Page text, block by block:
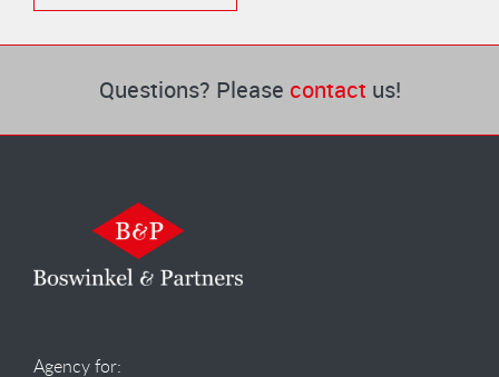
Questions? Please contact us!
Agency for: